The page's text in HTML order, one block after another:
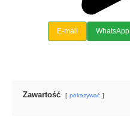
E-mail WhatsApp
Zawartość pokazywać